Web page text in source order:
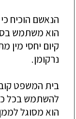
הוא משתמש בסם
קיום יחסי מין
נרקומן.
בית המשפט
להשתמש בכל
הוא מסוגל